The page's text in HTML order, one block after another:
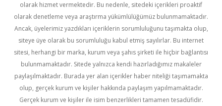
olarak hizmet vermektedir. Bu nedenle, sitedeki içerikleri proaktif
olarak denetleme veya araştırma yükümlülüğümüz bulunmamaktadır.
Ancak, üyelerimiz yazdıkları içeriklerin sorumluluğunu taşımakta olup,
siteye üye olarak bu sorumluluğu kabul etmiş sayılırlar. Bu internet
sitesi, herhangi bir marka, kurum veya şahıs şirketi ile hiçbir bağlantısı
bulunmamaktadır. Sitede yalnızca kendi hazırladığımız makaleler
paylaşılmaktadır. Burada yer alan içerikler haber niteliği taşımamakta
olup, gerçek kurum ve kişiler hakkında paylaşım yapılmamaktadır.
Gerçek kurum ve kişiler ile isim benzerlikleri tamamen tesadüfidir.